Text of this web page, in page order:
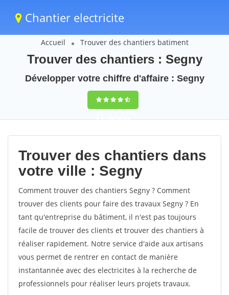
Chantier electricite
Accueil Trouver des chantiers batiment
Trouver des chantiers : Segny
Développer votre chiffre d'affaire : Segny
9,5(100%)59
votes
Trouver des chantiers dans
votre ville : Segny
Comment trouver des chantiers Segny ? Comment
trouver des clients pour faire des travaux Segny ? En
tant qu'entreprise du bâtiment, il n'est pas toujours
facile de trouver des clients et trouver des chantiers à
réaliser rapidement. Notre service d'aide aux artisans
vous permet de rentrer en contact de manière
instantannée avec des electricites à la recherche de
professionnels pour réaliser leurs projets travaux.